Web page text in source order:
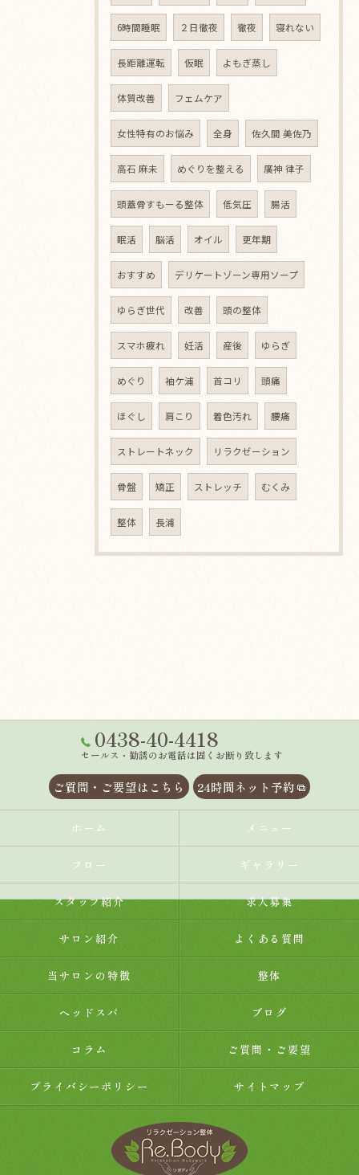
6時間睡眠 ２日徹夜 徹夜 寝れない
長距離運転 仮眠 よもぎ蒸し
体質改善 フェムケア
女性特有のお悩み 全身 佐久間 美佐乃
高石 麻未 めぐりを整える 廣神 律子
頭蓋骨すもーる整体 低気圧 腸活
眠活 脳活 オイル 更年期
おすすめ デリケートゾーン専用ソープ
ゆらぎ世代 改善 頭の整体
スマホ疲れ 妊活 産後 ゆらぎ
めぐり 袖ケ浦 首コリ 頭痛
ほぐし 肩こり 着色汚れ 腰痛
ストレートネック リラクゼーション
骨盤 矯正 ストレッチ むくみ
整体 長浦
0438-40-4418
セールス・勧誘のお電話は固くお断り致します
ご質問・ご要望はこちら 24時間ネット予約
ホーム メニュー
フロー ギャラリー
スタッフ紹介 求人募集
サロン紹介 よくある質問
当サロンの特徴 整体
ヘッドスパ ブログ
コラム ご質問・ご要望
プライバシーポリシー サイトマップ